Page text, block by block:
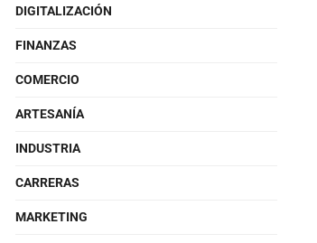
DIGITALIZACIÓN
FINANZAS
COMERCIO
ARTESANÍA
INDUSTRIA
CARRERAS
MARKETING